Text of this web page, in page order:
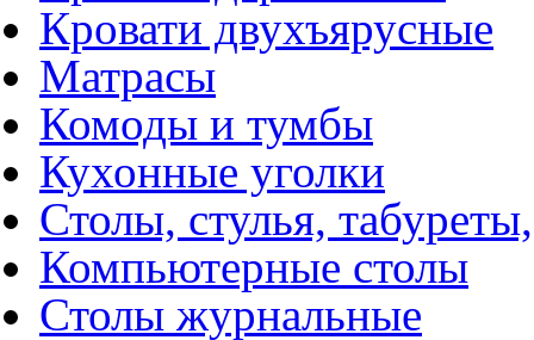
Кровати двухъярусные
Матрасы
Комоды и тумбы
Кухонные уголки
Столы, стулья,
Компьютерные столы
Столы журнальные